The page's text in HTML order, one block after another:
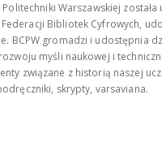
Warszawskiej
Bibliotek Cyfrowych,
BCPW gromadzi i udostępnia
myśli naukowej i
związane z historią naszej
skrypty, varsaviana.